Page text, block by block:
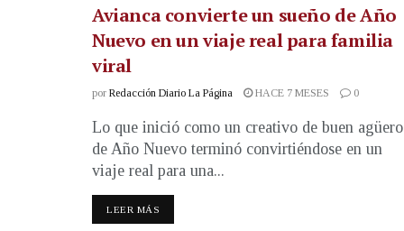
Avianca convierte un sueño de Año
Nuevo en un viaje real para familia
viral
por Redacción Diario La Página HACE 7 MESES 0
Lo que inició como un creativo de buen agüero
de Año Nuevo terminó convirtiéndose en un
viaje real para una...
LEER MÁS